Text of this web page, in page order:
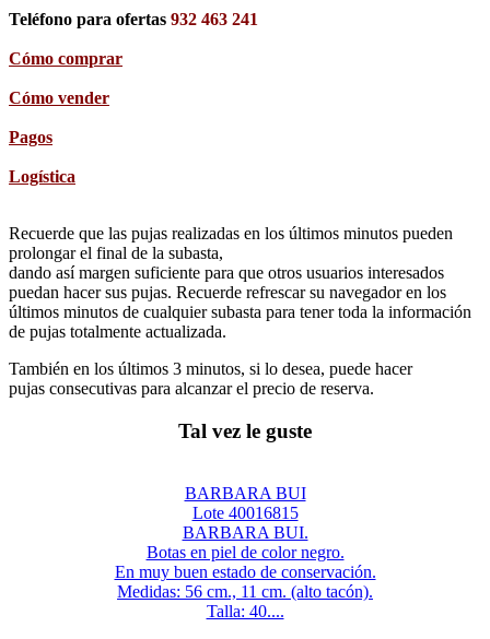
Teléfono para ofertas 932 463 241
Cómo comprar
Cómo vender
Pagos
Logística
Recuerde que las pujas realizadas en los últimos minutos pueden
prolongar el final de la subasta,
dando así margen suficiente para que otros usuarios interesados
puedan hacer sus pujas. Recuerde refrescar su navegador en los
últimos minutos de cualquier subasta para tener toda la información
de pujas totalmente actualizada.
También en los últimos 3 minutos, si lo desea, puede hacer
pujas consecutivas para alcanzar el precio de reserva.
Tal vez le guste
BARBARA BUI
Lote 40016815
BARBARA BUI.
Botas en piel de color negro.
En muy buen estado de conservación.
Medidas: 56 cm., 11 cm. (alto tacón).
Talla: 40....